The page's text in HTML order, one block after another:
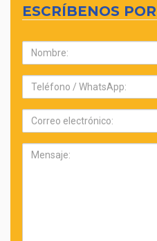
ESCRÍBENOS
Nombre:
Teléfono:
Correo
electrónico:
Mensaje: